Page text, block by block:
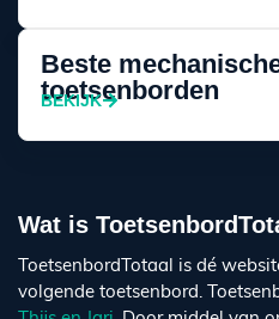
Beste
toetsenborden
BEKIJK
Wat is
ToetsenbordTotaal is dé
volgende toetsenbord.